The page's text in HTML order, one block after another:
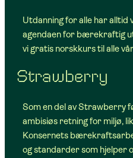
Utdanning for alle har
agendaen for bærekraftig
vi gratis norskkurs til alle
Strawberry
Som en del av Strawberry
ambisiøs retning for miljø,
Konsernets
og standarder som hjelper